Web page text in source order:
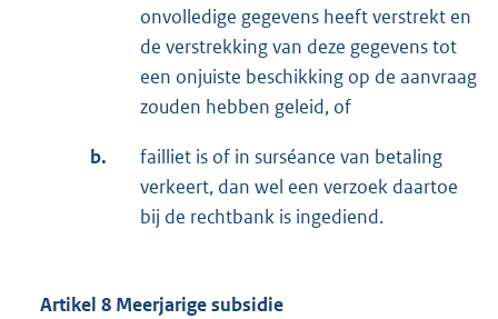
onvolledige gegevens heeft verstrekt en
de verstrekking van deze gegevens tot
een onjuiste beschikking op de aanvraag
zouden hebben geleid, of
b.
failliet is of in surséance van betaling
verkeert, dan wel een verzoek daartoe
bij de rechtbank is ingediend.
Artikel 8 Meerjarige subsidie